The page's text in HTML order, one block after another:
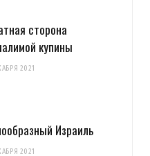
сторона
купины
2021
Израиль
2021